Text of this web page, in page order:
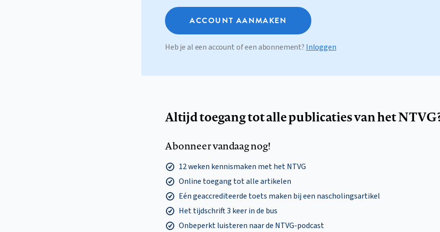
ACCOUNT AANMAKEN
Heb je al een account of een abonnement? Inloggen
Altijd toegang tot alle publicaties van het
Abonneer vandaag nog!
12 weken kennismaken met het NTVG
Online toegang tot alle artikelen
Eén geaccrediteerde toets maken bij een nascholingsartikel
Het tijdschrift 3 keer in de bus
Onbeperkt luisteren naar de NTVG-podcast